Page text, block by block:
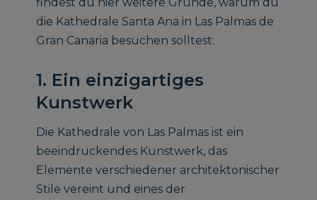
die Kathedrale Santa Ana in Las Palmas de
Gran Canaria besuchen solltest:
1. Ein einzigartiges
Kunstwerk
Die Kathedrale von Las Palmas ist ein
beeindruckendes Kunstwerk, das
Elemente verschiedener architektonischer
Stile vereint und eines der